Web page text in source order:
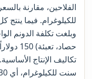
وبلغت تكلفة الدونم
حصاد،